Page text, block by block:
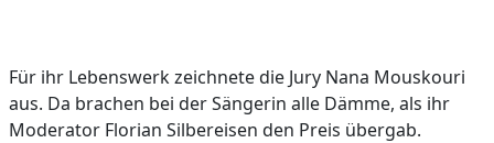
Für ihr Lebenswerk zeichnete die Jury Nana Mouskouri
aus. Da brachen bei der Sängerin alle Dämme, als ihr
Moderator Florian Silbereisen den Preis übergab.